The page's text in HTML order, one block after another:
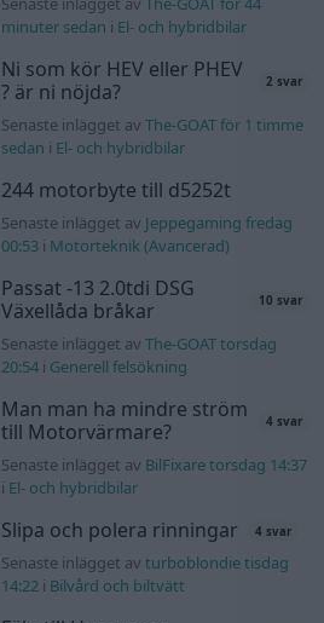
minuter sedan i El- och hybridbilar
Ni som kör HEV eller PHEV
? är ni nöjda?
2 svar
Senaste inlägget av The-GOAT för 1 timme
sedan i El- och hybridbilar
244 motorbyte till d5252t
Senaste inlägget av Jeppegaming fredag
00:53i Motorteknik (Avancerad)
Passat -13 2.0tdi DSG
Växellåda bråkar
10 svar
Senaste inlägget av The-GOAT torsdag
20:54i Generell felsökning
Man man ha mindre ström
till Motorvärmare?
4 svar
Senaste inlägget av BilFixare torsdag 14:37
i El- och hybridbilar
Slipa och polera rinningar 4 svar
Senaste inlägget av turboblondie tisdag
14:22i Bilvård och biltvätt